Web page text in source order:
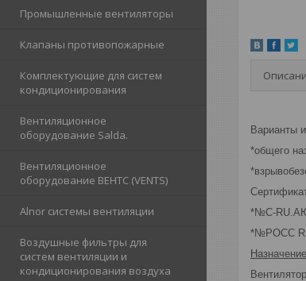
Промышленные вентиляторы
Клапаны противопожарные
Комплектующие для систем
кондиционирования
Вентиляционное
оборудование Salda.
Вентиляционное
оборудование ВЕНТС (VENTS)
Alnor cистемы вентиляции
Воздушные фильтры для
систем вентиляции и
кондиционирования воздуха
Варианты
*общего
*№С-
*№РОСС
Назначение